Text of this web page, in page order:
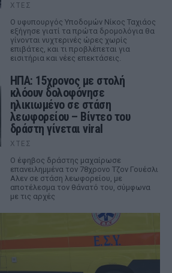
ΧΤΕΣ
Ο υφυπουργός Υποδομών Νίκος Ταχιάος
εξήγησε γιατί τα πρώτα δρομολόγια θα
γίνονται νυχτερινές ώρες χωρίς
επιβάτες, και τι προβλέπεται για
εισιτήρια και νέες επεκτάσεις.
ΗΠΑ: 15χρονος με στολή
κλόουν δολοφόνησε
ηλικιωμένο σε στάση
λεωφορείου – Βίντεο του
δράστη γίνεται viral
ΧΤΕΣ
Ο έφηβος δράστης μαχαίρωσε
επανειλημμένα τον 78χρονο Τζον Γουέσλι
Αλεν σε στάση λεωφορείου, με
αποτέλεσμα τον θάνατό του, σύμφωνα
με τις αρχές